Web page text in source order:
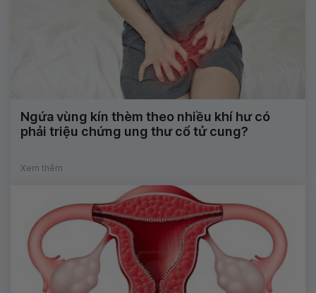
Ngứa vùng kín thèm theo nhiều khí hư có
phải triệu chứng ung thư cổ tử cung?
Xem thêm